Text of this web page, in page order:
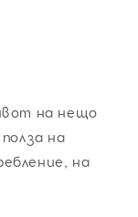
на нещо
на
на